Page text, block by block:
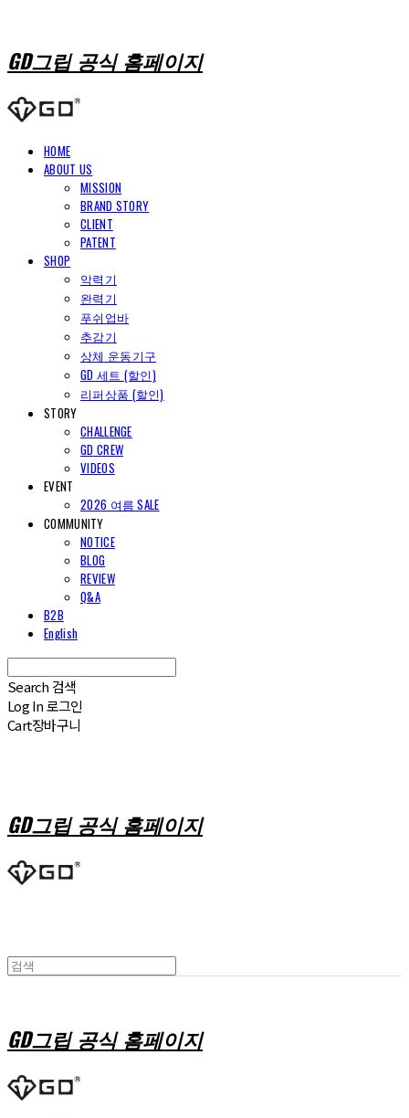
GD그립 공식 홈페이지
HOME
ABOUT US
MISSION
BRAND STORY
CLIENT
PATENT
SHOP
악력기
완력기
푸쉬업바
추감기
상체 운동기구
GD 세트 (할인)
리퍼상품 (할인)
STORY
CHALLENGE
GD CREW
VIDEOS
EVENT
2026 여름 SALE
COMMUNITY
NOTICE
BLOG
REVIEW
Q&A
B2B
English
Search 검색
Log In로그인
Cart장바구니
GD그립 공식 홈페이지
GD그립 공식 홈페이지